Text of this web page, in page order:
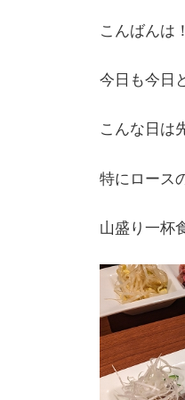
こんばんは
今日も今日
こんな日は
特にロース
山盛り一杯